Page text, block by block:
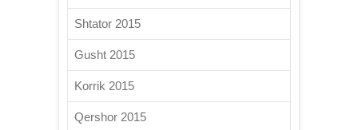
Shtator 2015
Gusht 2015
Korrik 2015
Qershor 2015